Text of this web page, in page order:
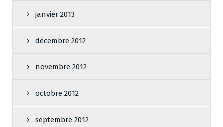
janvier 2013
décembre 2012
novembre 2012
octobre 2012
septembre 2012